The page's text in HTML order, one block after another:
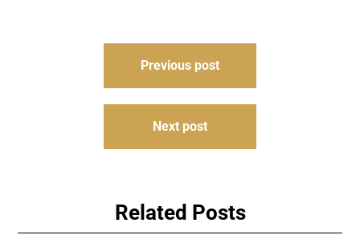
Previous post
Next post
Related Posts